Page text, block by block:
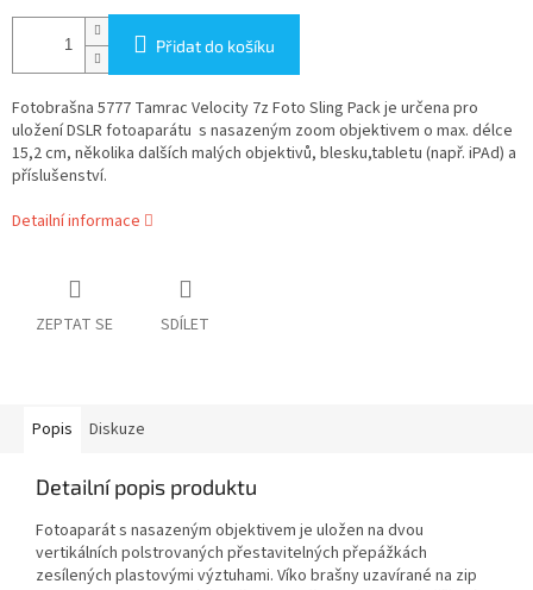
Přidat do košíku
Fotobrašna 5777 Tamrac Velocity 7z Foto Sling Pack je určena pro
uložení DSLR fotoaparátu s nasazeným zoom objektivem o max. délce
15,2 cm, několika dalších malých objektivů, blesku,tabletu (např. iPAd) a
příslušenství.
Detailní informace
ZEPTAT SE SDÍLET
Popis Diskuze
Detailní popis produktu
Fotoaparát s nasazeným objektivem je uložen na dvou
vertikálních polstrovaných přestavitelných přepážkách
zesílených plastovými výztuhami. Víko brašny uzavírané na zip